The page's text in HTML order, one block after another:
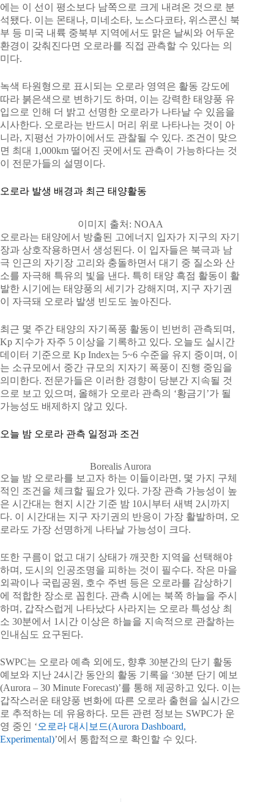
에는 이 선이 평소보다 남쪽으로 크게 내려온 것으로 분
석됐다. 이는 몬태나, 미네소타, 노스다코타, 위스콘신 북
부 등 미국 내륙 중북부 지역에서도 맑은 날씨와 어두운
환경이 갖춰진다면 오로라를 직접 관측할 수 있다는 의
미다.
녹색 타원형으로 표시되는 오로라 영역은 활동 강도에
따라 붉은색으로 변하기도 하며, 이는 강력한 태양풍 유
입으로 인해 더 밝고 선명한 오로라가 나타날 수 있음을
시사한다. 오로라는 반드시 머리 위로 나타나는 것이 아
니라, 지평선 가까이에서도 관찰될 수 있다. 조건이 맞으
면 최대 1,000km 떨어진 곳에서도 관측이 가능하다는 것
이 전문가들의 설명이다.
오로라 발생 배경과 최근 태양활동
이미지 출처: NOAA
오로라는 태양에서 방출된 고에너지 입자가 지구의 자기
장과 상호작용하면서 생성된다. 이 입자들은 북극과 남
극 인근의 자기장 고리와 충돌하면서 대기 중 질소와 산
소를 자극해 특유의 빛을 낸다. 특히 태양 흑점 활동이 활
발한 시기에는 태양풍의 세기가 강해지며, 지구 자기권
이 자극돼 오로라 발생 빈도도 높아진다.
최근 몇 주간 태양의 자기폭풍 활동이 빈번히 관측되며,
Kp 지수가 자주 5 이상을 기록하고 있다. 오늘도 실시간
데이터 기준으로 Kp Index는 5~6 수준을 유지 중이며, 이
는 소규모에서 중간 규모의 지자기 폭풍이 진행 중임을
의미한다. 전문가들은 이러한 경향이 당분간 지속될 것
으로 보고 있으며, 올해가 오로라 관측의 ‘황금기’가 될
가능성도 배제하지 않고 있다.
오늘 밤 오로라 관측 일정과 조건
Borealis Aurora
오늘 밤 오로라를 보고자 하는 이들이라면, 몇 가지 구체
적인 조건을 체크할 필요가 있다. 가장 관측 가능성이 높
은 시간대는 현지 시간 기준 밤 10시부터 새벽 2시까지
다. 이 시간대는 지구 자기권의 반응이 가장 활발하며, 오
로라도 가장 선명하게 나타날 가능성이 크다.
또한 구름이 없고 대기 상태가 깨끗한 지역을 선택해야
하며, 도시의 인공조명을 피하는 것이 필수다. 작은 마을
외곽이나 국립공원, 호수 주변 등은 오로라를 감상하기
에 적합한 장소로 꼽힌다. 관측 시에는 북쪽 하늘을 주시
하며, 갑작스럽게 나타났다 사라지는 오로라 특성상 최
소 30분에서 1시간 이상은 하늘을 지속적으로 관찰하는
인내심도 요구된다.
SWPC는 오로라 예측 외에도, 향후 30분간의 단기 활동
예보와 지난 24시간 동안의 활동 기록을 ‘30분 단기 예보
(Aurora – 30 Minute Forecast)’를 통해 제공하고 있다. 이는
갑작스러운 태양풍 변화에 따른 오로라 출현을 실시간으
로 추적하는 데 유용하다. 모든 관련 정보는 SWPC가 운
영 중인 ‘오로라 대시보드(Aurora Dashboard,
Experimental)’에서 통합적으로 확인할 수 있다.